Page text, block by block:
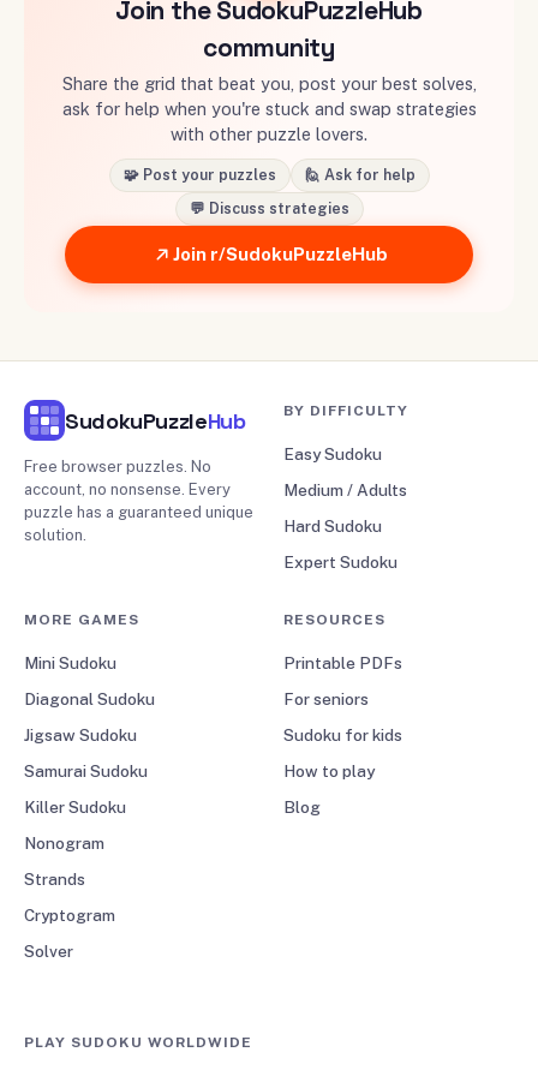
Join the SudokuPuzzleHub
community
Share the grid that beat you, post your best solves,
ask for help when you're stuck and swap strategies
with other puzzle lovers.
🧩 Post your puzzles
🙋 Ask for help
💬 Discuss strategies
Join r/SudokuPuzzleHub
SudokuPuzzleHub
Free browser puzzles. No
account, no nonsense. Every
puzzle has a guaranteed unique
solution.
BY DIFFICULTY
Easy Sudoku
Medium / Adults
Hard Sudoku
Expert Sudoku
MORE GAMES
Mini Sudoku
Diagonal Sudoku
Jigsaw Sudoku
Samurai Sudoku
Killer Sudoku
Nonogram
Strands
Cryptogram
Solver
RESOURCES
Printable PDFs
For seniors
Sudoku for kids
How to play
Blog
PLAY SUDOKU WORLDWIDE